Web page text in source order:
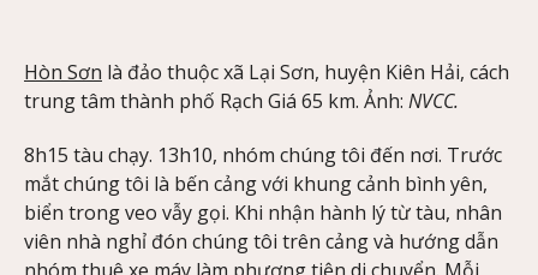
Hòn Sơn là đảo thuộc xã Lại Sơn, huyện Kiên Hải, cách
trung tâm thành phố Rạch Giá 65 km. Ảnh: NVCC.
8h15 tàu chạy. 13h10, nhóm chúng tôi đến nơi. Trước
mắt chúng tôi là bến cảng với khung cảnh bình yên,
biển trong veo vẫy gọi. Khi nhận hành lý từ tàu, nhân
viên nhà nghỉ đón chúng tôi trên cảng và hướng dẫn